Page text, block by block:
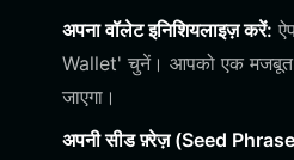
अपना वॉलेट इनिशियलाइज़ करें:
Wallet' चुनें। आपको एक मजबूत
जाएगा।
अपनी सीड फ़्रेज़ (Seed